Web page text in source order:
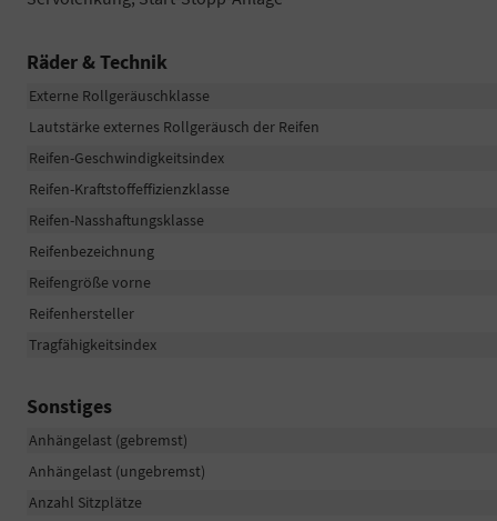
Räder & Technik
Externe Rollgeräuschklasse
Lautstärke externes Rollgeräusch der Reifen
Reifen-Geschwindigkeitsindex
Reifen-Kraftstoffeffizienzklasse
Reifen-Nasshaftungsklasse
Reifenbezeichnung
Reifengröße vorne
Reifenhersteller
Tragfähigkeitsindex
Sonstiges
Anhängelast (gebremst)
Anhängelast (ungebremst)
Anzahl Sitzplätze